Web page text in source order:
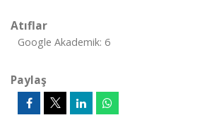
Atıflar
Google Akademik: 6
Paylaş